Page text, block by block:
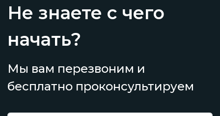
Не знаете с чего
начать?
Мы вам перезвоним и
бесплатно проконсультируем